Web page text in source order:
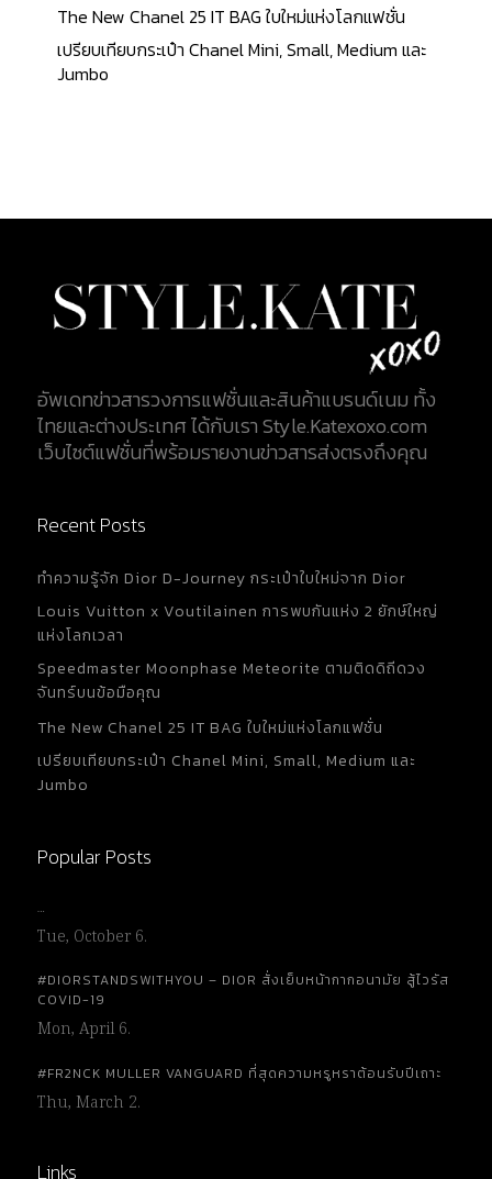
ง่าย Material : วัสดุหลักเป็นหนังแกะและหนังลูกวัว
Lambskin ให้สัมผัสที่นุ่มนวลและมีความหรูหรา หนัง
แกะเป็นวัสดุที่มักใช้ในการออกแบบกระเป๋าหรูเพื่อให้ดู
เย็บที่เป็นกราฟิกคล้ายลายสานหรือขนมเปียกปูน โดย
หรูหรา The Part of Side Design : ด้านข้างของกระเป๋า
Structured silhouette : ด้านข้างของกระเป๋าถูก
ออกแบบให้มีโครงสร้างที่เรียบง่าย แต่แข็งแรงและ
มั่นคง ทำให้กระเป๋ารักษารูปทรงได้ดีแม้ในขณะใช้งาน
Macrocannage topstitching : การเย็บลาย
Macrocannage เช่นเดียวกับด้านหน้า ลาย
Macrocannage ถูกเย็บเป็นเส้นกราฟิกที่เด่นชัด
The New Chanel 25 IT BAG ใบใหม่แห่งโลกแฟชั่น
เปรียบเทียบกระเป๋า Chanel Mini, Small, Medium และ
Jumbo
อัพเดทข่าวสารวงการแฟชั่นและสินค้าแบรนด์เนม ทั้ง
ไทยและต่างประเทศ ได้กับเรา Style.Katexoxo.com
เว็บไซต์แฟชั่นที่พร้อมรายงานข่าวสารส่งตรงถึงคุณ
Recent Posts
ทำความรู้จัก Dior D-Journey กระเป๋าใบใหม่จาก Dior
Louis Vuitton x Voutilainen การพบกันแห่ง 2 ยักษ์ใหญ่
แห่งโลกเวลา
Speedmaster Moonphase Meteorite ตามติดดิถีดวง
จันทร์บนข้อมือคุณ
The New Chanel 25 IT BAG ใบใหม่แห่งโลกแฟชั่น
เปรียบเทียบกระเป๋า Chanel Mini, Small, Medium และ
Jumbo
Popular Posts
…
Tue, October 6.
#DIORSTANDSWITHYOU – DIOR สั่งเย็บหน้ากากอนามัย สู้ไวรัส
COVID-19
Mon, April 6.
#FR2NCK MULLER VANGUARD ที่สุดความหรูหราต้อนรับปีเถาะ
Thu, March 2.
Links